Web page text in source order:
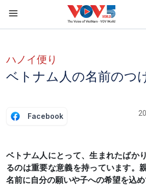
ハノイ便り
ベトナム人の名前のつ
Facebook
ベトナム人にとって、生まれたばか
るのは重要な意義を持っています。
名前に自分の願いや子への希望を込め